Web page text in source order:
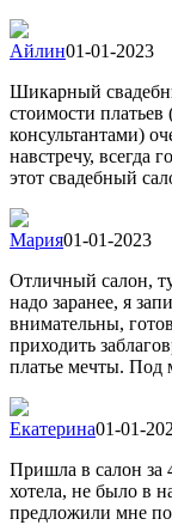
Айлин01-01-2023
Шикарный
стоимости
консультантами)
навстречу, всегда
этот свадебный
Мария01-01-2023
Отличный салон,
надо заранее, я
внимательны,
приходить
платье мечты. Под
Екатерина01-01-
Пришла в салон за
хотела, не было в
предложили мне